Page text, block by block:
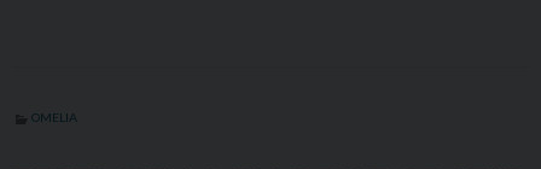
OMELIA